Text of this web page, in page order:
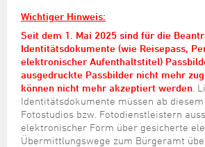
Wichtiger Hinweis:
Seit dem 1. Mai 2025 sind für die
Identitätsdokumente (wie Reisepass,
elektronischer Aufenthaltstitel)
ausgedruckte Passbilder nicht mehr
können nicht mehr akzeptiert werden
Identitätsdokumente müssen ab
Fotostudios bzw. Fotodienstleistern
elektronischer Form über gesicherte
Übermittlungswege zum Bürgeramt